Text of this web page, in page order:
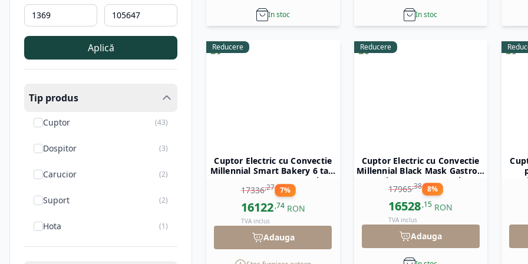
Aplică
Tip produs
Cuptor (43)
Dospitor (3)
Carucior (2)
Suport (2)
Hota (1)
In stoc In stoc
Reducere
Cuptor Electric cu Convectie
Millennial Smart Bakery 6 tavi
x 600 x 400 mm Tecnoeka
17336,27 7%
16122,74 RON
TVA inclus
Adauga
Reducere
Cuptor Electric cu Convectie
Millennial Black Mask Gastro 5
tavi x GN 1/1 Tecnoeka
17965,38 8%
16528,15 RON
TVA inclus
Adauga